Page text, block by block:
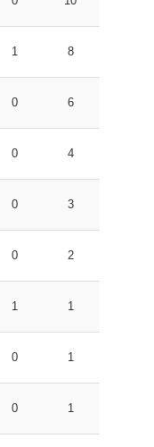
1 8
0 6
0 4
0 3
0 2
1 1
0 1
0 1